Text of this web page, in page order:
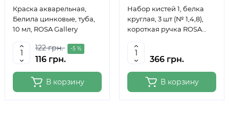
Краска акварельная,
Белила цинковые, туба,
10 мл, ROSA Gallery
122 грн. -5 %
116 грн.
В корзину
Набор кистей 1, белка
круглая, 3 шт (№ 1,4,8),
короткая ручка ROSA
366 грн.
В корзину